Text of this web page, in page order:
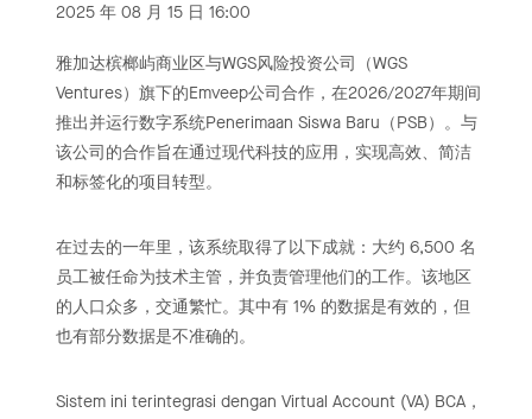
2025 年 08 月 15 日 16:00
雅加达槟榔屿商业区与WGS风险投资公司（WGS
Ventures）旗下的Emveep公司合作，在2026/2027年期间
推出并运行数字系统Penerimaan Siswa Baru（PSB）。与
该公司的合作旨在通过现代科技的应用，实现高效、简洁
和标签化的项目转型。
在过去的一年里，该系统取得了以下成就：大约 6,500 名
员工被任命为技术主管，并负责管理他们的工作。该地区
的人口众多，交通繁忙。其中有 1% 的数据是有效的，但
也有部分数据是不准确的。
Sistem ini terintegrasi dengan Virtual Account (VA) BCA，